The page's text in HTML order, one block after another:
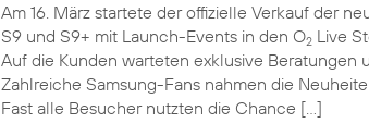
Am 16. März startete der offizielle Verkauf der
S9 und S9+ mit Launch-Events in den O2 Live
Auf die Kunden warteten exklusive Beratungen
Zahlreiche Samsung-Fans nahmen die
Fast alle Besucher nutzten die Chance […]